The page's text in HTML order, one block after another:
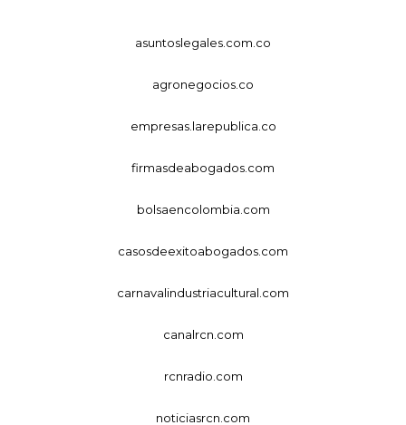
asuntoslegales.com.co
agronegocios.co
empresas.larepublica.co
firmasdeabogados.com
bolsaencolombia.com
casosdeexitoabogados.com
carnavalindustriacultural.com
canalrcn.com
rcnradio.com
noticiasrcn.com